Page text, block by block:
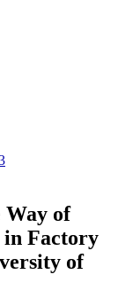
of
in Factory
of